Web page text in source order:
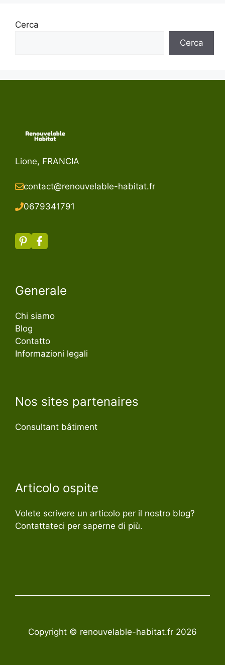
Cerca
Cerca
Lione, FRANCIA
contact@renouvelable-habitat.fr
0679341791
Generale
Chi siamo
Blog
Contatto
Informazioni legali
Nos sites partenaires
Consultant bâtiment
Articolo ospite
Volete scrivere un articolo per il nostro blog?
Contattateci per saperne di più.
Copyright © renouvelable-habitat.fr 2026